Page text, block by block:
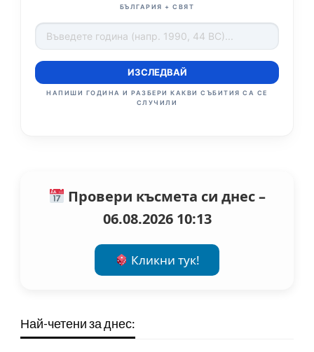
БЪЛГАРИЯ + СВЯТ
ИЗСЛЕДВАЙ
НАПИШИ ГОДИНА И РАЗБЕРИ КАКВИ СЪБИТИЯ СА СЕ
СЛУЧИЛИ
Провери късмета си днес –
06.08.2026 10:13
Кликни тук!
Най-четени за днес: